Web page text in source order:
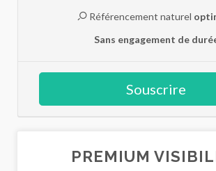
Référencement naturel
Sans engagement de
Souscrire
PREMIUM